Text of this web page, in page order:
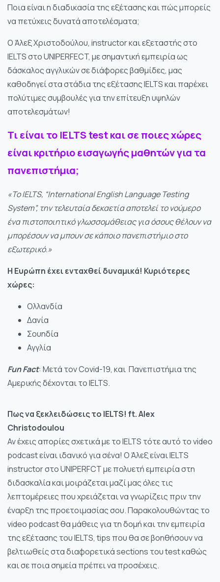
Ποια είναι η διαδικασία της εξέτασης και πώς μπορείς
να πετύχεις δυνατά αποτελέσματα;
Ο Άλεξ Χριστοδούλου, instructor και εξεταστής στο
IELTS στο UNIPERFECT, με σημαντική εμπειρία ως
δάσκαλος αγγλικών σε διάφορες βαθμίδες, μας
καθοδηγεί στα στάδια της εξέτασης IELTS και παρέχει
πολύτιμες συμβουλές για την επίτευξη υψηλών
αποτελεσμάτων!
Τι είναι το IELTS test και σε ποιες χώρες
είναι κριτήριο εισαγωγής μαθητών για τα
πανεπιστήμια;
«Το IELTS, “International English Language Testing
System”, την τελευταία δεκαετία αποτελεί το νούμερο
ένα πιστοποιητικό γλωσσομάθειας για όσους θέλουν να
μπορέσουν να μπουν σε κάποιο πανεπιστήμιο στο
εξωτερικό.»
Η Ευρώπη έχει ενταχθεί δυναμικά! Κυριότερες
χώρες:
Ολλανδία
Δανία
Σουηδία
Αγγλία
Fun Fact: Μετά τον Covid-19, και Πανεπιστήμια της
Αμερικής δέχονται το IELTS.
Πως να ξεκλειδώσεις το IELTS! ft. Alex
Christodoulou
Αν έχεις απορίες σχετικά με το IELTS τότε αυτό το video
podcast είναι ιδανικό για σένα! Ο Άλεξ είναι IELTS
instructor στο UNIPERFCT με πολυετή εμπειρία στη
διδασκαλία και μοιράζεται μαζί μας όλες τις
λεπτομέρειες που χρειάζεται να γνωρίζεις πριν την
έναρξη της προετοιμασίας σου. Παρακολουθώντας το
video podcast θα μάθεις για τη δομή και την εμπειρία
της εξέτασης του IELTS, tips που θα σε βοηθήσουν να
βελτιωθείς στα διαφορετικά sections του test καθώς
και σε ποια σημεία πρέπει να προσέχεις.
Απαραίτητα
Αυτά τα
cookies δεν
είναι
για τη σωστή
του
Στατιστικά
Για να
βελτιώσουμε τη
λειτουργικότητα
και τη δομή του
βάση τον τρόπο
χρήσης του
λειτουργεί
επίσκεψή σας.
αυτά τα
cookies,
ορισμένες
λειτουργίες
θα
εξαφανιστούν
από τον
ιστότοπο.
Marketing
Μοιράζοντας